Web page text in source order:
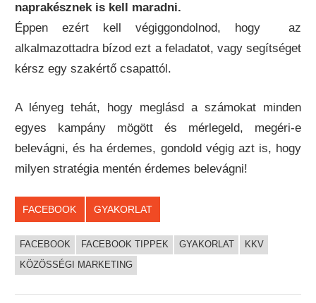
naprakésznek is kell maradni.
Éppen ezért kell végiggondolnod, hogy az
alkalmazottadra bízod ezt a feladatot, vagy segítséget
kérsz egy szakértő csapattól.
A lényeg tehát, hogy meglásd a számokat minden
egyes kampány mögött és mérlegeld, megéri-e
belevágni, és ha érdemes, gondold végig azt is, hogy
milyen stratégia mentén érdemes belevágni!
FACEBOOK GYAKORLAT
FACEBOOK FACEBOOK TIPPEK GYAKORLAT
KKV
KÖZÖSSÉGI MARKETING